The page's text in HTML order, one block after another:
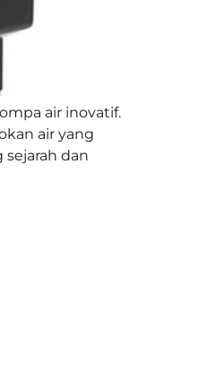
air inovatif.
air yang
dan